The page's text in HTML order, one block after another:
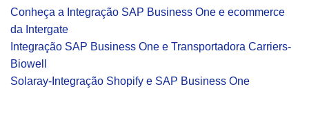
Conheça a Integração SAP Business One e ecommerce
da Intergate
Integração SAP Business One e Transportadora Carriers-
Biowell
Solaray-Integração Shopify e SAP Business One